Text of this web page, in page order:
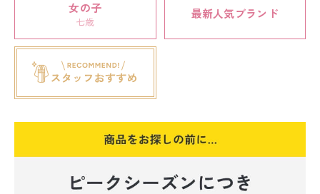
女の子
七歳
最新人気ブランド